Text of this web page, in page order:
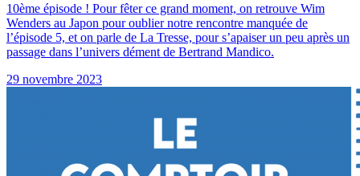
10ème épisode ! Pour fêter ce grand moment, on retrouve Wim
Wenders au Japon pour oublier notre rencontre manquée de
l’épisode 5, et on parle de La Tresse, pour sʼapaiser un peu après un
passage dans lʼunivers dément de Bertrand Mandico.
29 novembre 2023